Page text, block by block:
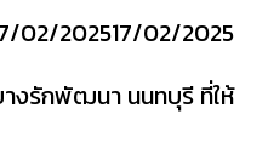
02/202517/02/2025
งรักพัฒนา นนทบุรี ที่ให้